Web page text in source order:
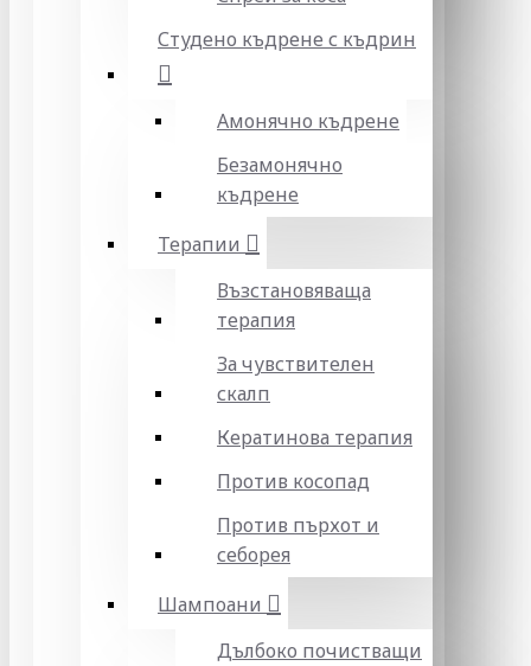
Студено къдрене с къдрин
Амонячно къдрене
Безамонячно
къдрене
Терапии
Възстановяваща
терапия
За чувствителен
скалп
Кератинова терапия
Против косопад
Против пърхот и
себорея
Шампоани
Дълбоко почистващи